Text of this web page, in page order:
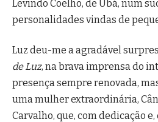
Levindo Coelho, de Ubá, num
personalidades vindas de
Luz deu-me a agradável
de Luz, na brava imprensa do
presença sempre renovada,
uma mulher extraordinária,
Carvalho, que, com dedicação